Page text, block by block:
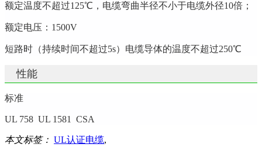
额定温度不超过125℃，电缆弯曲半径不小于电缆外径10倍；
额定电压：1500V
短路时（持续时间不超过5s）电缆导体的温度不超过250℃
性能
标准
UL 758 UL 1581 CSA
本文标签： UL认证电缆,